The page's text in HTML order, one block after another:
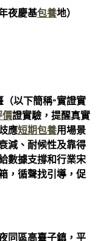
夜慶基包養地）
以下簡稱“實證實
價證實驗，提醒真實
應短期包養用場景
減、耐候性及靠得
數據支撐和行業宋
，循聲找引導，促
同區高臺子鎮，平